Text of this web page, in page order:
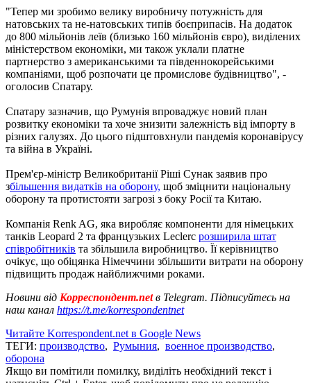
"Тепер ми зробимо велику виробничу потужність для
натовських та не-натовських типів боєприпасів. На додаток
до 800 мільйонів леїв (близько 160 мільйонів євро), виділених
міністерством економіки, ми також уклали платне
партнерство з американськими та південнокорейськими
компаніями, щоб розпочати це промислове будівництво", -
оголосив Спатару.
Спатару зазначив, що Румунія впроваджує новий план
розвитку економіки та хоче знизити залежність від імпорту в
різних галузях. До цього підштовхнули пандемія коронавірусу
та війна в Україні.
Прем'єр-міністр Великобританії Ріші Сунак заявив про
збільшення видатків на оборону, щоб зміцнити національну
оборону та протистояти загрозі з боку Росії та Китаю.
Компанія Renk AG, яка виробляє компоненти для німецьких
танків Leopard 2 та французьких Leclerc розширила штат
співробітників та збільшила виробництво. Її керівництво
очікує, що обіцянка Німеччини збільшити витрати на оборону
підвищить продаж найближчими роками.
Новини від Корреспондент.netв Telegram. Підписуйтесь на
наш канал https://t.me/korrespondentnet
Читайте Korrespondent.net в Google News
ТЕГИ: производство, Румыния, военное производство,
оборона
Якщо ви помітили помилку, виділіть необхідний текст і